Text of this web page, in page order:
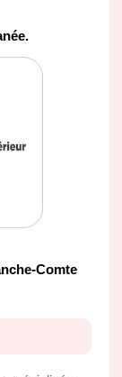
Comte